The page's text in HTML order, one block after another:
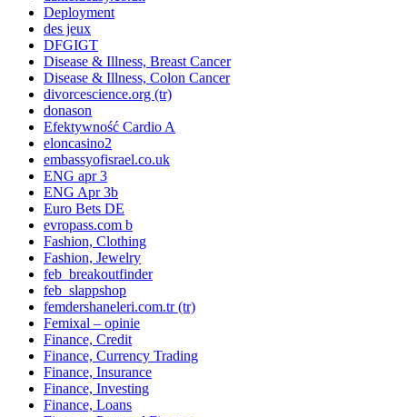
Deployment
des jeux
DFGIGT
Disease & Illness, Breast Cancer
Disease & Illness, Colon Cancer
divorcescience.org (tr)
donason
Efektywność Cardio A
eloncasino2
embassyofisrael.co.uk
ENG apr 3
ENG Apr 3b
Euro Bets DE
evropass.com b
Fashion, Clothing
Fashion, Jewelry
feb_breakoutfinder
feb_slappshop
femdershaneleri.com.tr (tr)
Femixal – opinie
Finance, Credit
Finance, Currency Trading
Finance, Insurance
Finance, Investing
Finance, Loans